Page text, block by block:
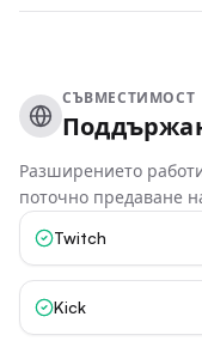
СЪВМЕСТИМОСТ
Разширението
поточно предаване
Twitch
Kick